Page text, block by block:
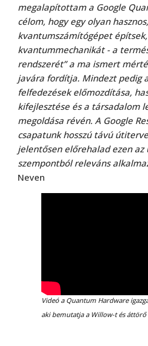
megalapítottam a Google
célom, hogy egy olyan
kvantumszámítógépet
kvantummechanikát - a
rendszerét” a ma ismert
javára fordítja. Mindezt pedig
felfedezések előmozdítása,
kifejlesztése és a társadalom
megoldása révén. A Google
csapatunk hosszú távú
jelentősen előrehalad ezen
szempontból releváns
Neven
Videó a Quantum Hardware
aki bemutatja a Willow-t és